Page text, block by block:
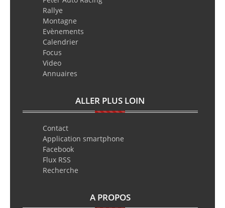
Rallye
Montagne
Evènements
Calendrier
Focus
Video
Annuaires
ALLER PLUS LOIN
Contact
Application smartphone
Facebook
Flux RSS
Recherche
A PROPOS